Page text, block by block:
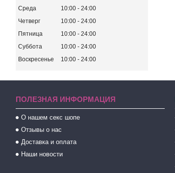
Среда
10:00
24:00
Четверг
10:00
24:00
Пятница
10:00
24:00
Суббота
10:00
24:00
Воскресенье
10:00 24:00
ПОЛЕЗНАЯ ИНФОРМАЦИЯ
О нашем секс шопе
Отзывы о нас
Доставка и оплата
Наши новости